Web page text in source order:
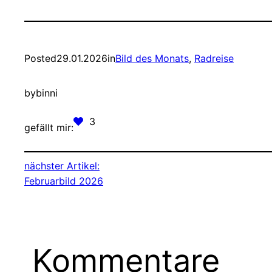
Posted29.01.2026inBild des Monats, Radreise
bybinni
gefällt mir: 3
nächster Artikel:
Februarbild 2026
Kommentare